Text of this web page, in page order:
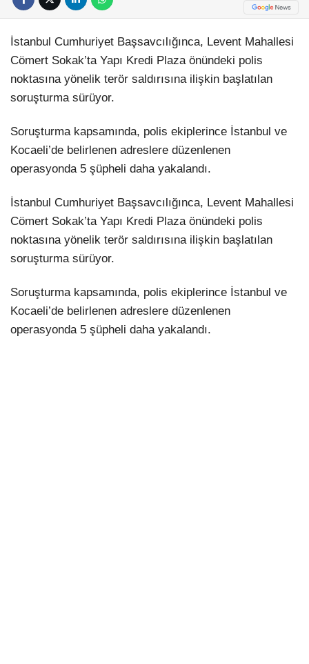
İstanbul Cumhuriyet Başsavcılığınca, Levent Mahallesi
Cömert Sokak’ta Yapı Kredi Plaza önündeki polis
noktasına yönelik terör saldırısına ilişkin başlatılan
soruşturma sürüyor.
Soruşturma kapsamında, polis ekiplerince İstanbul ve
Kocaeli’de belirlenen adreslere düzenlenen
operasyonda 5 şüpheli daha yakalandı.
İstanbul Cumhuriyet Başsavcılığınca, Levent Mahallesi
Cömert Sokak’ta Yapı Kredi Plaza önündeki polis
noktasına yönelik terör saldırısına ilişkin başlatılan
soruşturma sürüyor.
Soruşturma kapsamında, polis ekiplerince İstanbul ve
Kocaeli’de belirlenen adreslere düzenlenen
operasyonda 5 şüpheli daha yakalandı.